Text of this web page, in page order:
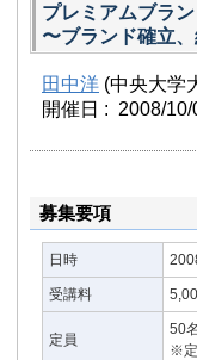
プレミアムブラ
〜ブランド確立
田中洋 (中央大学
開催日 : 2008/10/
募集要項
日時
受講料
定員
50名
※定